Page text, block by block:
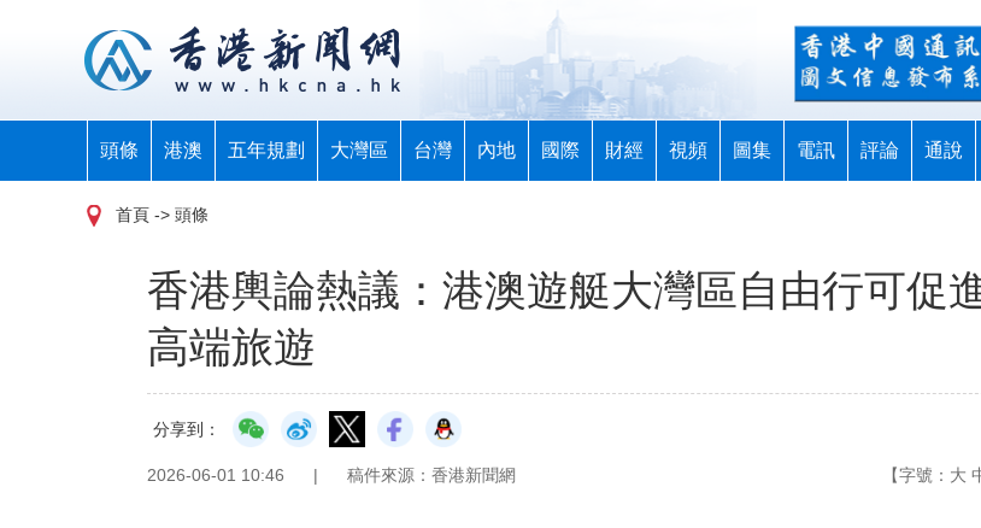
頭條 港澳 五年規劃 大灣區 台灣 內地 國際 財經 視頻 圖集 電訊 評論 通說
首頁 -> 頭條
香港輿論熱議：港澳遊艇大灣區自由行可促
高端旅遊
分享到：
2026-06-01 10:46 | 稿件來源：香港新聞網 【字號： 大